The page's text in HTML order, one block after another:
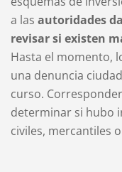
a las autoridades
revisar si existen
Hasta el momento,
una denuncia
curso.
determinar si hubo
civiles, mercantiles